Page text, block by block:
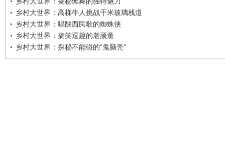
乡村大世界：高梯牛人挑战千米玻璃栈道
乡村大世界：唱陕西民歌的蜘蛛侠
乡村大世界：搞笑逗趣的老顽童
乡村大世界：探秘不能碰的“鬼脑壳”